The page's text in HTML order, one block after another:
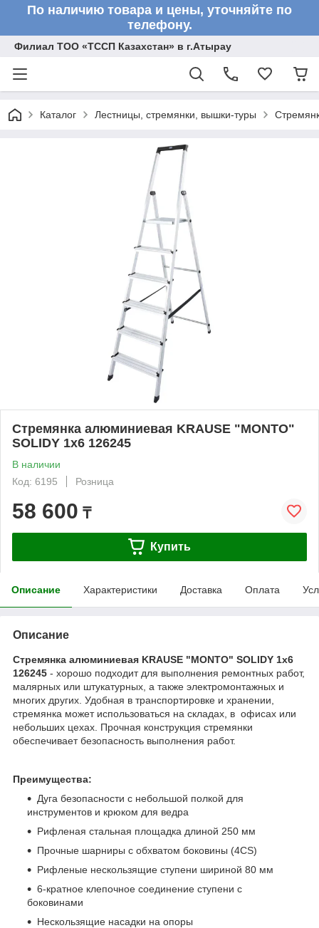
По наличию товара и цены, уточняйте по
телефону.
Филиал ТОО «ТССП Казахстан» в г.Атырау
Каталог Лестницы, стремянки, вышки-туры
Стремянка алюминиевая KRAUSE "MONTO"
SOLIDY 1х6 126245
В наличии
Код: 6195
Розница
58 600 ₸
Купить
Описание Характеристики Доставка Оплата
Описание
Стремянка алюминиевая KRAUSE "MONTO" SOLIDY 1х6
126245 - хорошо подходит для выполнения ремонтных работ,
малярных или штукатурных, а также электромонтажных и
многих других. Удобная в транспортировке и хранении,
стремянка может использоваться на складах, в офисах или
небольших цехах. Прочная конструкция стремянки
обеспечивает безопасность выполнения работ.
Преимущества:
Дуга безопасности с небольшой полкой для
инструментов и крюком для ведра
Рифленая стальная площадка длиной 250 мм
Прочные шарниры с обхватом боковины (4CS)
Рифленые нескользящие ступени шириной 80 мм
6-кратное клепочное соединение ступени с
боковинами
Нескользящие насадки на опоры